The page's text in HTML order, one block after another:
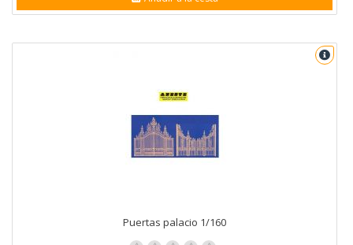
Puertas palacio 1/160